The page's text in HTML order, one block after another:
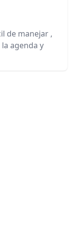
de manejar ,
agenda y